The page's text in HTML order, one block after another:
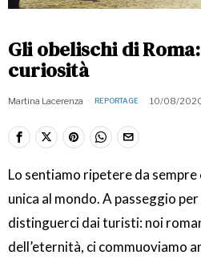
Gli obelischi di
curiosità
Martina Lacerenza REPORTAGE 10/08/
Lo sentiamo ripetere da sempre
unica al mondo. A passeggio
distinguerci dai turisti: noi
dell’eternità, ci commuoviamo